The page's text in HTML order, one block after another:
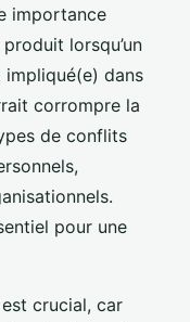
importance
lorsqu’un
dans
corrompre la
de conflits
pour une
crucial, car